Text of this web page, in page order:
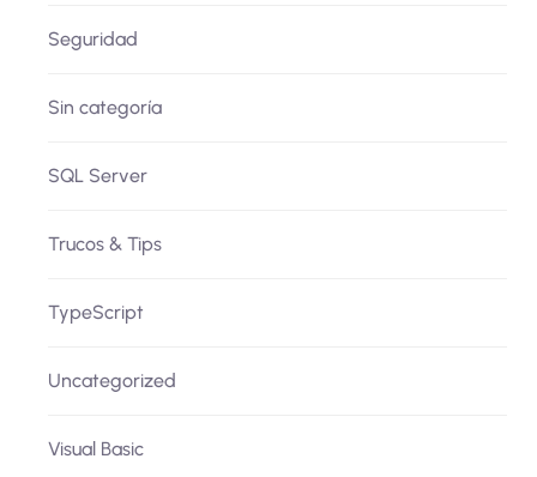
Seguridad
Sin categoría
SQL Server
Trucos & Tips
TypeScript
Uncategorized
Visual Basic